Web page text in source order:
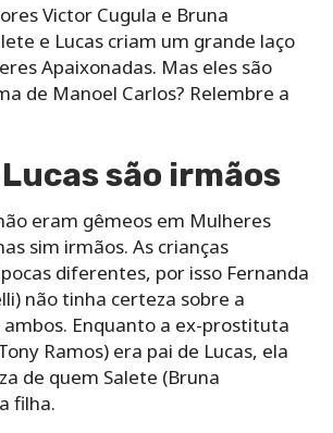
Victor Cugula e Bruna
e Lucas criam um grande laço
Apaixonadas. Mas eles são
de Manoel Carlos? Relembre a
são irmãos
eram gêmeos em Mulheres
sim irmãos. As crianças
diferentes, por isso Fernanda
não tinha certeza sobre a
Enquanto a ex-prostituta
Ramos) era pai de Lucas, ela
de quem Salete (Bruna
filha.